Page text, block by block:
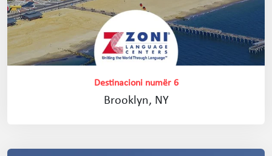
Destinacioni numër 6
Brooklyn, NY